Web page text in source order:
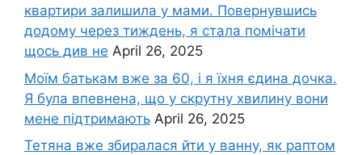
квартири залишила у мами. Повернувшись
додому через тиждень, я стала помічати
щось див не April 26, 2025
Моїм батькам вже за 60, і я їхня єдина дочка.
Я була впевнена, що у скрутну хвилину вони
мене підтримають April 26, 2025
Тетяна вже збиралася йти у ванну, як раптом